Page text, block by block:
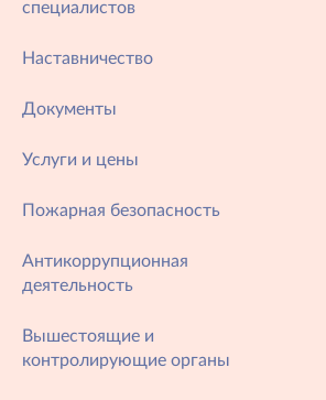
специалистов
Наставничество
Документы
Услуги и цены
Пожарная безопасность
Антикоррупционная
деятельность
Вышестоящие и
контролирующие органы